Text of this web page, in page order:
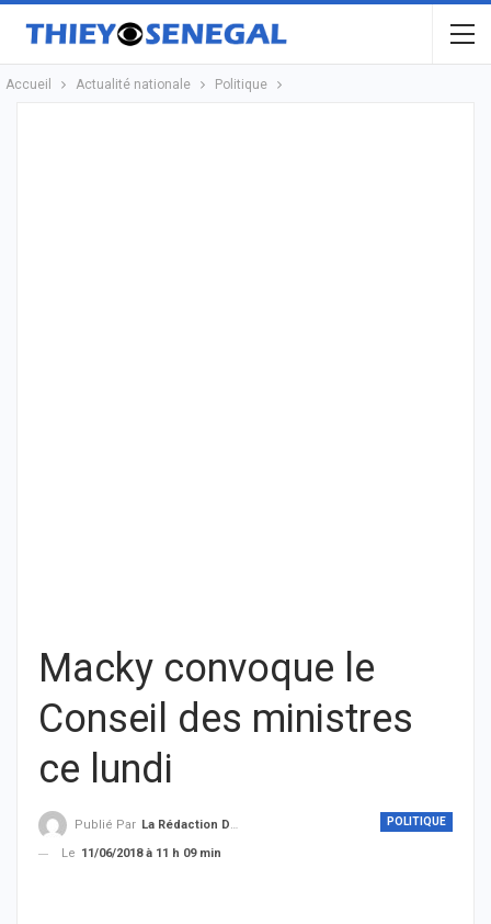
Accueil Actualité nationale Politique
Macky convoque le
Conseil des ministres
ce lundi
POLITIQUE
Publié Par La Rédaction De THIEYSENEGAL.com
Le 11/06/2018 à 11 h 09 min